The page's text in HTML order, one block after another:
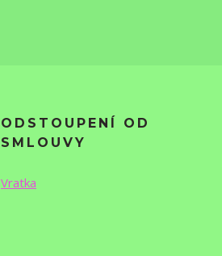
ODSTOUPENÍ OD
SMLOUVY
Vratka